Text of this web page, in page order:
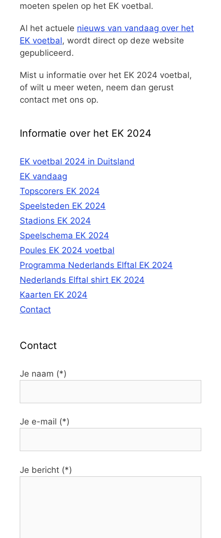
moeten spelen op het EK voetbal.
Al het actuele nieuws van vandaag over het
EK voetbal, wordt direct op deze website
gepubliceerd.
Mist u informatie over het EK 2024 voetbal,
of wilt u meer weten, neem dan gerust
contact met ons op.
Informatie over het EK 2024
EK voetbal 2024 in Duitsland
EK vandaag
Topscorers EK 2024
Speelsteden EK 2024
Stadions EK 2024
Speelschema EK 2024
Poules EK 2024 voetbal
Programma Nederlands Elftal EK 2024
Nederlands Elftal shirt EK 2024
Kaarten EK 2024
Contact
Contact
Je naam (*)
Je e-mail (*)
Je bericht (*)